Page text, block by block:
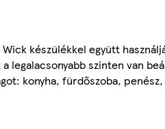
készülékkel együtt
legalacsonyabb szinten van
konyha, fürdőszoba,